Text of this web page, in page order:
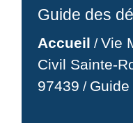
Guide des
Accueil /Vie
Civil Sainte-
97439 /